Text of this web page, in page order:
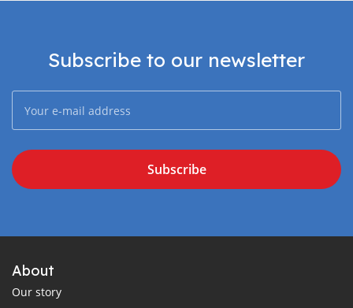
Subscribe to our newsletter
Subscribe
About
Our story